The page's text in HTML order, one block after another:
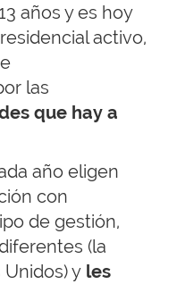
años y es hoy
activo,
las
que hay a
año eligen
con
de gestión,
(la
y les